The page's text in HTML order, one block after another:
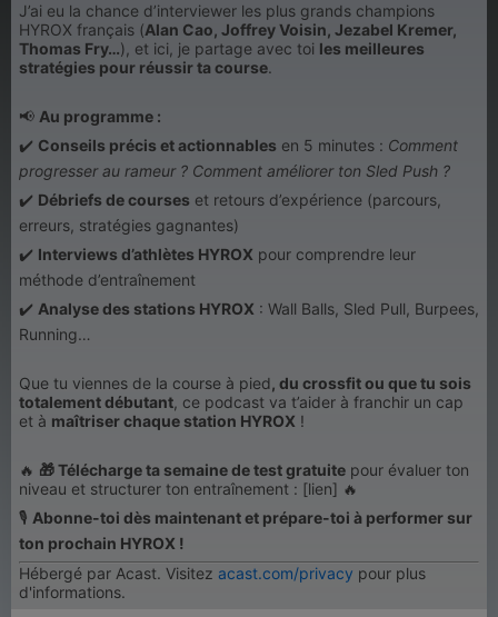
J’ai eu la chance d’interviewer les plus grands champions
HYROX français (Alan Cao, Joffrey Voisin, Jezabel Kremer,
Thomas Fry…), et ici, je partage avec toi les meilleures
stratégies pour réussir ta course.
📢 Au programme :
✔️ Conseils précis et actionnables en 5 minutes : Comment
progresser au rameur ? Comment améliorer ton Sled Push ?
✔️ Débriefs de courses et retours d’expérience (parcours,
erreurs, stratégies gagnantes)
✔️ Interviews d’athlètes HYROX pour comprendre leur
méthode d’entraînement
✔️ Analyse des stations HYROX : Wall Balls, Sled Pull, Burpees,
Running…
Que tu viennes de la course à pied, du crossfit ou que tu sois
totalement débutant , ce podcast va t’aider à franchir un cap
et à maîtriser chaque station HYROX !
🔥 🎁 Télécharge ta semaine de test gratuite pour évaluer ton
niveau et structurer ton entraînement : [lien] 🔥
🎙️ Abonne-toi dès maintenant et prépare-toi à performer sur
ton prochain HYROX !
Hébergé par Acast. Visitez acast.com/privacy pour plus
d'informations.